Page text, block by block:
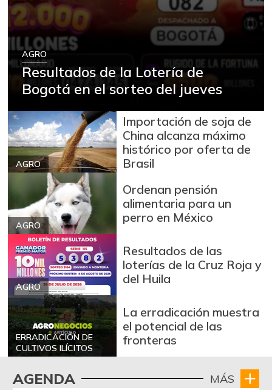
AGRO
Resultados de la Lotería de
Bogotá en el sorteo del jueves
AGRO
Importación de soja de
China alcanza máximo
histórico por oferta de
Brasil
AGRO
Ordenan pensión
alimentaria para un
perro en México
AGRO
Resultados de las
loterías de la Cruz Roja y
del Huila
ERRADICACIÓN DE
CULTIVOS ILÍCITOS
La erradicación muestra
el potencial de las
fronteras
AGENDA MÁS